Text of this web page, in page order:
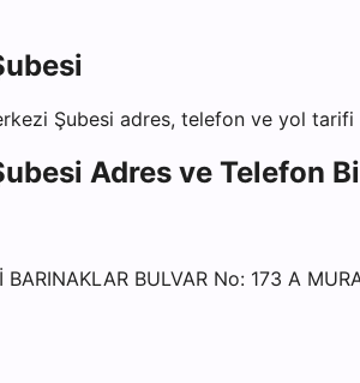
Şubesi adres, telefon ve yol
Adres ve Telefon
BULVAR No: 173 A